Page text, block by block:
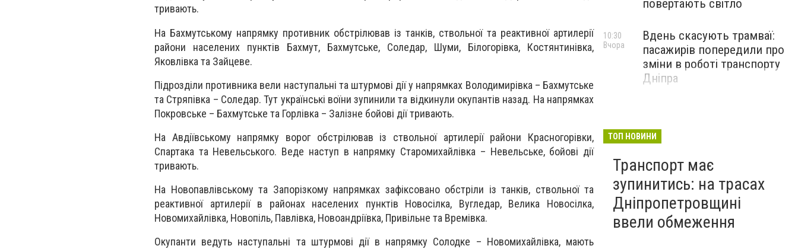
тривають.
На Бахмутському напрямку противник обстрілював із танків, ствольної та реактивної артилерії
райони населених пунктів Бахмут, Бахмутське, Соледар, Шуми, Білогорівка, Костянтинівка,
Яковлівка та Зайцеве.
Підрозділи противника вели наступальні та штурмові дії у напрямках Володимирівка – Бахмутське
та Стряпівка – Соледар. Тут українські воїни зупинили та відкинули окупантів назад. На напрямках
Покровське – Бахмутське та Горлівка – Залізне бойові дії тривають.
На Авдіївському напрямку ворог обстрілював із ствольної артилерії райони Красногорівки,
Спартака та Невельського. Веде наступ в напрямку Старомихайлівка – Невельське, бойові дії
тривають.
На Новопавлівському та Запорізкому напрямках зафіксовано обстріли із танків, ствольної та
реактивної артилерії в районах населених пунктів Новосілка, Вугледар, Велика Новосілка,
Новомихайлівка, Новопіль, Павлівка, Новоандріївка, Привільне та Времівка.
Окупанти ведуть наступальні та штурмові дії в напрямку Солодке – Новомихайлівка, мають
повертають світло
Вдень скасують трамваї:
пасажирів попередили про
зміни в роботі транспорту
Дніпра
10:30
Вчора
ТОП НОВИНИ
Транспорт має
зупинитись: на трасах
Дніпропетровщині
ввели обмеження